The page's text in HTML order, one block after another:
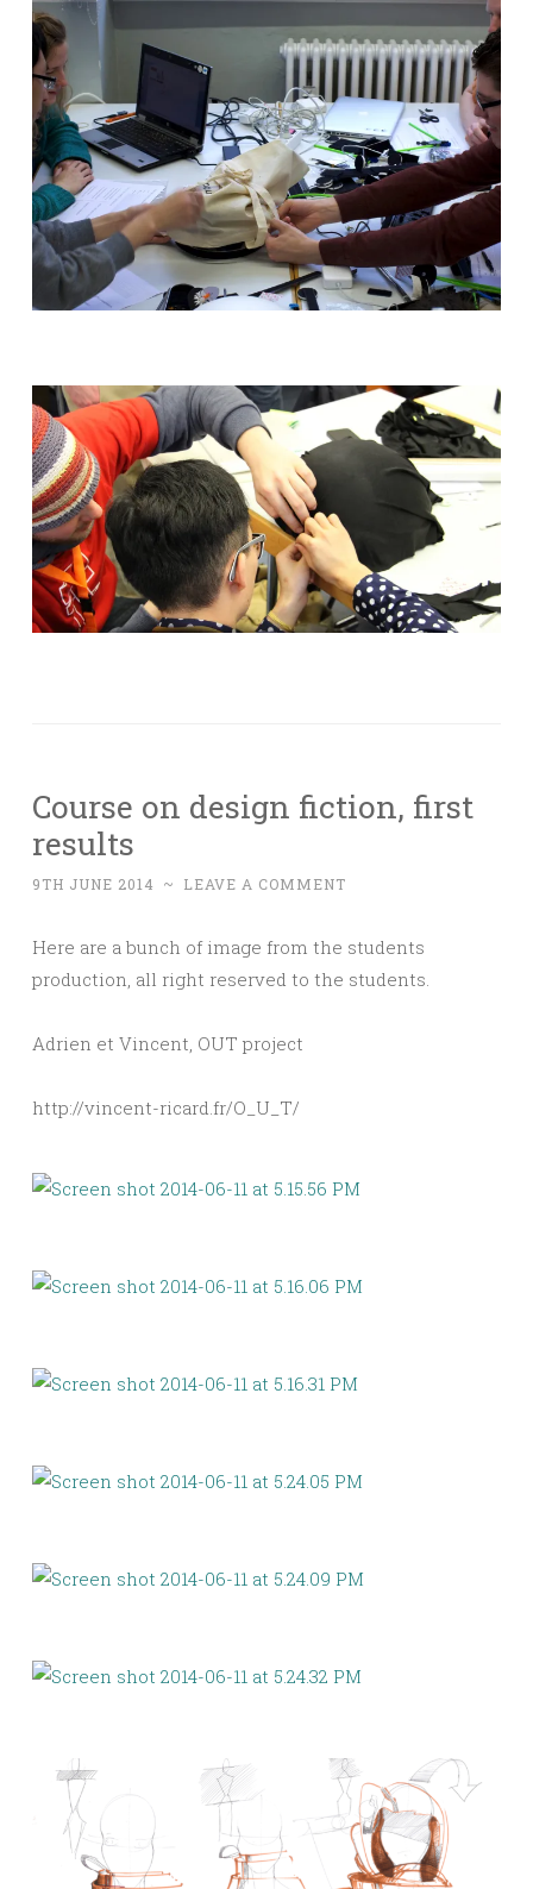
Course on design fiction, first
results
9TH JUNE 2014 ~ LEAVE A COMMENT
Here are a bunch of image from the students
production, all right reserved to the students.
Adrien et Vincent, OUT project
http://vincent-ricard.fr/O_U_T/